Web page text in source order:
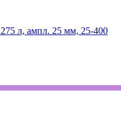
л, ампл. 25 мм, 25-400